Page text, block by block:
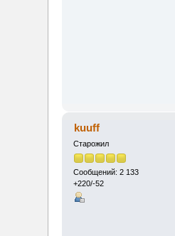
kuuff
Старожил
Сообщений: 2 133
+220/-52